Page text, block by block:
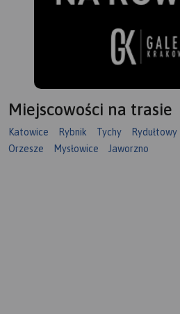
Miejscowości na trasie
Katowice Rybnik Tychy Rydułtowy
Orzesze
Mysłowice Jaworzno